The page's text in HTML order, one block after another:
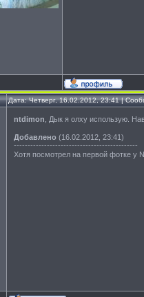
Дата: Четверг, 16.02.2012, 23:41 |
ntdimon , Дык я олху использую.
Добавлено (16.02.2012, 23:41)
---------------------------------------------
Хотя посмотрел на первой фотке у